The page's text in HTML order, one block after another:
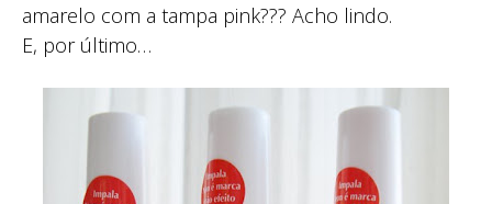
amarelo com a tampa pink??? Acho lindo.
E, por último…